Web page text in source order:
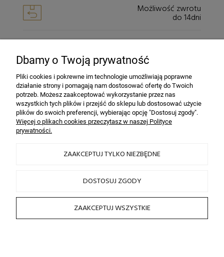
Możliwość zwrotu
do 14dni
dzięki szyfrowaniu SSL
INFORMACJE
OBSŁUGA KLIENTA
2026 © by sklep fryzjerski HAIRLOOK
Sklep internetowy Shoper.pl
Dbamy o Twoją prywatność
Pliki cookies i pokrewne im technologie umożliwiają poprawne
działanie strony i pomagają nam dostosować ofertę do Twoich
potrzeb. Możesz zaakceptować wykorzystanie przez nas
wszystkich tych plików i przejść do sklepu lub dostosować użycie
plików do swoich preferencji, wybierając opcję "Dostosuj zgody".
Więcej o plikach cookies przeczytasz w naszej Polityce
prywatności.
ZAAKCEPTUJ TYLKO NIEZBĘDNE
DOSTOSUJ ZGODY
ZAAKCEPTUJ WSZYSTKIE